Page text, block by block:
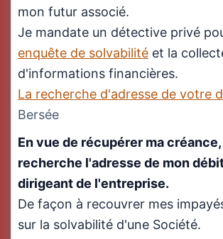
mon futur associé.
Je mandate un détective privé
enquête de solvabilité et la
d'informations financières.
La recherche d'adresse de votre
Bersée
En vue de récupérer ma créance,
recherche l'adresse de mon
dirigeant de l'entreprise.
De façon à recouvrer mes
sur la solvabilité d'une Société.